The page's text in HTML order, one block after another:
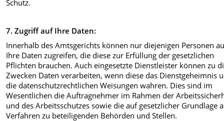
Schutz.
7. Zugriff auf Ihre Daten:
Innerhalb des Amtsgerichts können nur diejenigen Personen
Ihre Daten zugreifen, die diese zur Erfüllung der gesetzlichen
Pflichten brauchen. Auch eingesetzte Dienstleister können zu
Zwecken Daten verarbeiten, wenn diese das Dienstgeheimnis
die datenschutzrechtlichen Weisungen wahren. Dies sind im
Wesentlichen die Auftragnehmer im Rahmen der
und des Arbeitsschutzes sowie die auf gesetzlicher Grundlage
Verfahren zu beteiligenden Behörden und Stellen.